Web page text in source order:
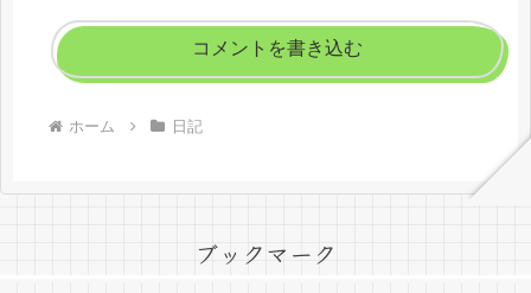
コメントを書き込む
ホーム 日記
ブックマーク